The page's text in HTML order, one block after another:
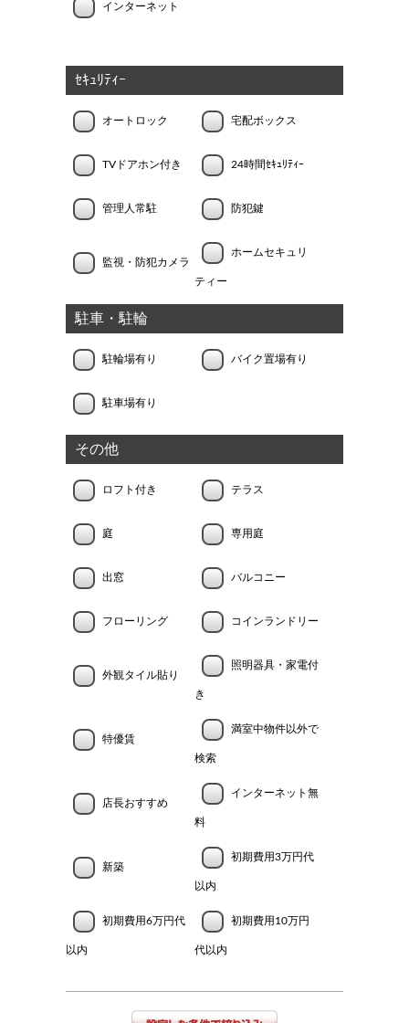
インターネット
ｾｷｭﾘﾃｨｰ
オートロック 宅配ボックス
TVドアホン付き 24時間ｾｷｭﾘﾃｨｰ
管理人常駐 防犯鍵
監視・防犯カメラ
ホームセキュリ
ティー
駐車・駐輪
駐輪場有り バイク置場有り
駐車場有り
その他
ロフト付き テラス
庭 専用庭
出窓 バルコニー
フローリング コインランドリー
外観タイル貼り
照明器具・家電付
き
特優賃
満室中物件以外で
検索
店長おすすめ
インターネット無
料
新築
初期費用3万円代
以内
初期費用6万円代
以内
初期費用10万円
代以内